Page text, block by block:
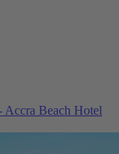
Accra Beach Hotel